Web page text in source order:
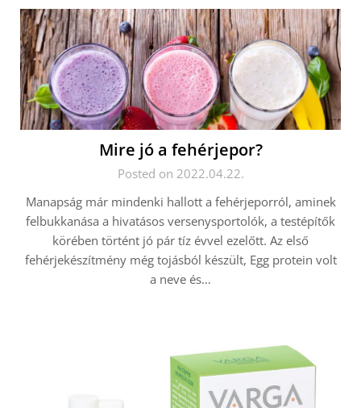
Mire jó a fehérjepor?
Posted on 2022.04.22.
Manapság már mindenki hallott a fehérjeporról, aminek
felbukkanása a hivatásos versenysportolók, a testépítők
körében történt jó pár tíz évvel ezelőtt. Az első
fehérjekészítmény még tojásból készült, Egg protein volt
a neve és…